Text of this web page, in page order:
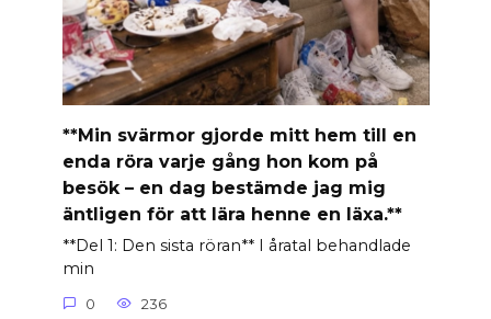
**Min svärmor gjorde mitt hem till en
enda röra varje gång hon kom på
besök – en dag bestämde jag mig
äntligen för att lära henne en läxa.**
**Del 1: Den sista röran** I åratal behandlade
min
0 236